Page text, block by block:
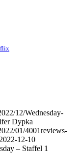
12/Wednesday-
Dypka
01/4001reviews-
2022-12-10
– Staffel 1